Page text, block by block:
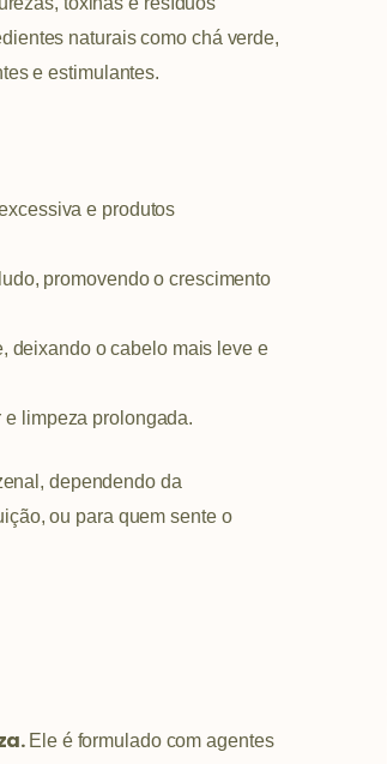
naturais como chá verde,
e estimulantes.
e produtos
promovendo o crescimento
deixando o cabelo mais leve e
limpeza prolongada.
dependendo da
ou para quem sente o
Ele é formulado com agentes